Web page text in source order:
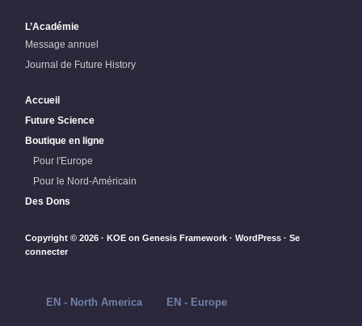
L’Académie
Message annuel
Journal de Future History
Accueil
Future Science
Boutique en ligne
Pour l'Europe
Pour le Nord-Américain
Des Dons
Copyright © 2026 · KOE on Genesis Framework · WordPress · Se
connecter
EN - North America EN - Europe